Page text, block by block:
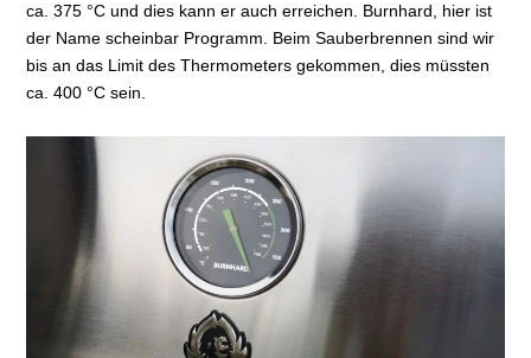
ca. 375 °C und dies kann er auch erreichen. Burnhard, hier ist
der Name scheinbar Programm. Beim Sauberbrennen sind wir
bis an das Limit des Thermometers gekommen, dies müssten
ca. 400 °C sein.